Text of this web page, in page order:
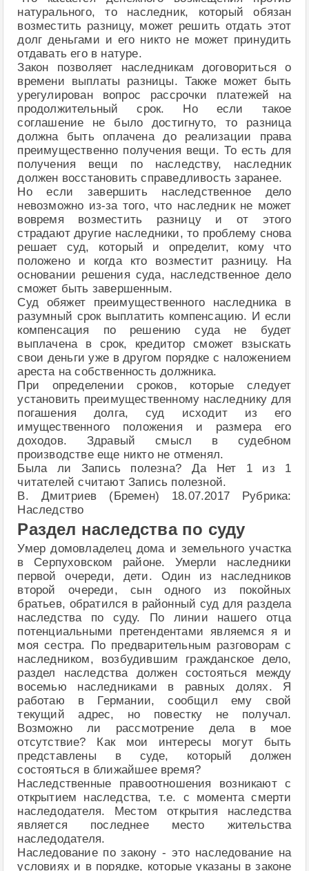
натурального, то наследник, который обязан
возместить разницу, может решить отдать этот
долг деньгами и его никто не может принудить
отдавать его в натуре.
Закон позволяет наследникам договориться о
времени выплаты разницы. Также может быть
урегулирован вопрос рассрочки платежей на
продолжительный срок. Но если такое
соглашение не было достигнуто, то разница
должна быть оплачена до реализации права
преимущественно получения вещи. То есть для
получения вещи по наследству, наследник
должен восстановить справедливость заранее.
Но если завершить наследственное дело
невозможно из-за того, что наследник не может
вовремя возместить разницу и от этого
страдают другие наследники, то проблему снова
решает суд, который и определит, кому что
положено и когда кто возместит разницу. На
основании решения суда, наследственное дело
сможет быть завершенным.
Суд обяжет преимущественного наследника в
разумный срок выплатить компенсацию. И если
компенсация по решению суда не будет
выплачена в срок, кредитор сможет взыскать
свои деньги уже в другом порядке с наложением
ареста на собственность должника.
При определении сроков, которые следует
установить преимущественному наследнику для
погашения долга, суд исходит из его
имущественного положения и размера его
доходов. Здравый смысл в судебном
производстве еще никто не отменял.
Была ли Запись полезна? Да Нет 1 из 1
читателей считают Запись полезной.
В. Дмитриев (Бремен) 18.07.2017 Рубрика:
Наследство
Раздел наследства по суду
Умер домовладелец дома и земельного участка
в Серпуховском районе. Умерли наследники
первой очереди, дети. Один из наследников
второй очереди, сын одного из покойных
братьев, обратился в районный суд для раздела
наследства по суду. По линии нашего отца
потенциальными претендентами являемся я и
моя сестра. По предварительным разговорам с
наследником, возбудившим гражданское дело,
раздел наследства должен состояться между
восемью наследниками в равных долях. Я
работаю в Германии, сообщил ему свой
текущий адрес, но повестку не получал.
Возможно ли рассмотрение дела в мое
отсутствие? Как мои интересы могут быть
представлены в суде, который должен
состояться в ближайшее время?
Наследственные правоотношения возникают с
открытием наследства, т.е. с момента смерти
наследодателя. Местом открытия наследства
является последнее место жительства
наследодателя.
Наследование по закону - это наследование на
условиях и в порядке, которые указаны в законе